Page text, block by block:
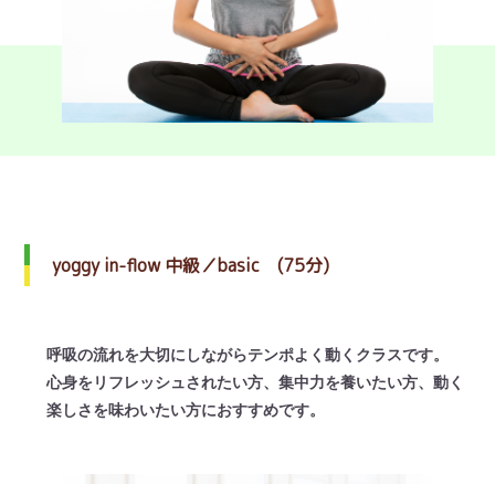
yoggy in-flow 中級／basic (75分)
呼吸の流れを大切にしながらテンポよく動くクラスです。
心身をリフレッシュされたい方、集中力を養いたい方、動く
楽しさを味わいたい方におすすめです。